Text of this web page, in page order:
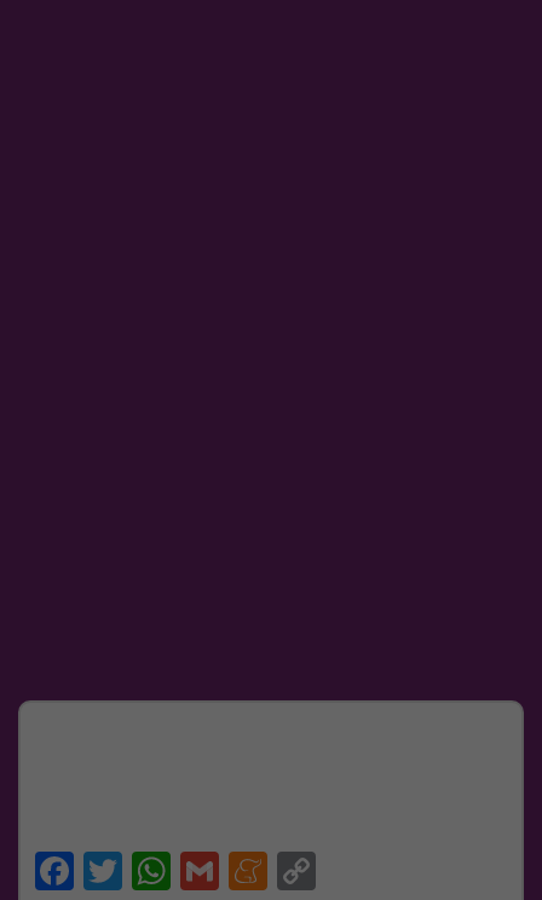
Facebook
Twitter
WhatsApp
GmailMeneame